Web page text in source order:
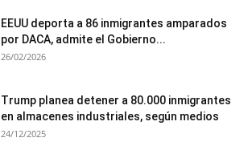
EEUU deporta a 86 inmigrantes amparados
por DACA, admite el Gobierno...
26/02/2026
Trump planea detener a 80.000 inmigrantes
en almacenes industriales, según medios
24/12/2025